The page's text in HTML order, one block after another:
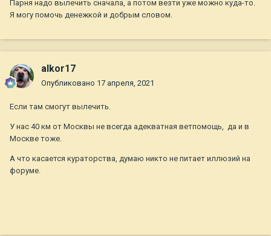
Парня надо вылечить сначала, а потом везти уже можно куда-то.
Я могу помочь денежкой и добрым словом.
alkor17
Опубликовано 17 апреля, 2021
Если там смогут вылечить.
У нас 40 км от Москвы не всегда адекватная ветпомощь, да и в
Москве тоже.
А что касается кураторства, думаю никто не питает иллюзий на
форуме.